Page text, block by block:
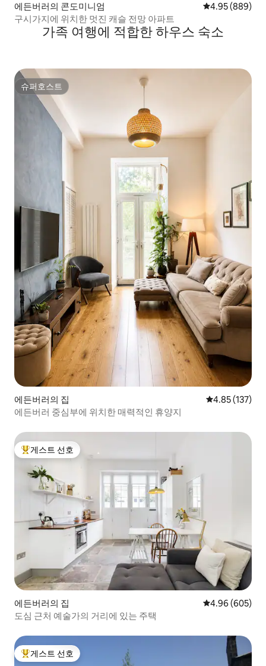
에든버러의 콘도미니엄 평점 4.95점(5
4.95 (889)
구시가지에 위치한 멋진 캐슬 전망 아파트
가족 여행에 적합한 하우스 숙소
슈퍼호스트
슈퍼호스트
에든버러의 집 평점 4.85점(5
4.85 (137)
에든버러 중심부에 위치한 매력적인 휴양지
상위 게스트 선호
게스트 선호
에든버러의 집 평점 4.96점(5
4.96 (605)
도심 근처 예술가의 거리에 있는 주택
상위 게스트 선호
게스트 선호